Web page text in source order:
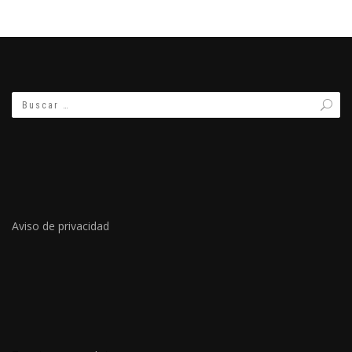
Aviso de privacidad